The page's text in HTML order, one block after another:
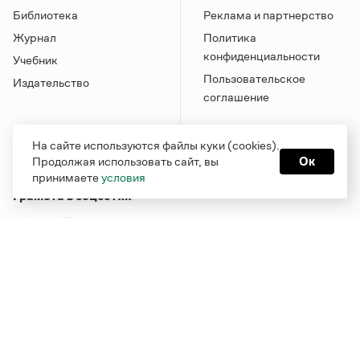
Библиотека
Журнал
Учебник
Издательство
Реклама и партнерство
Политика
конфиденциальности
Пользовательское
соглашение
Грамота в соцсетях
На сайте используются файлы куки (cookies).
Продолжая использовать сайт, вы
принимаетеусловия
Ок